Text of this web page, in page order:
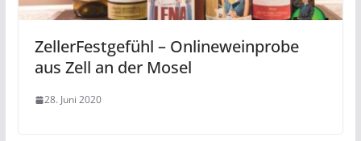
ZellerFestgefühl – Onlineweinprobe
aus Zell an der Mosel
28. Juni 2020